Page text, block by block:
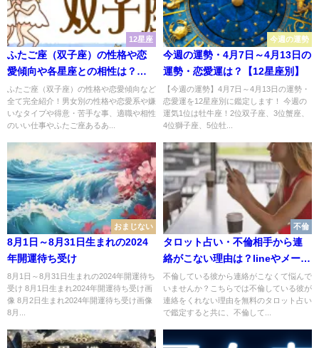
12星座
ふたご座（双子座）の性格や恋
愛傾向や各星座との相性は？嫌
いなタイプや相性ランキングま
で完全紹介！
ふたご座（双子座）の性格や恋愛傾向など
全て完全紹介！男女別の性格や恋愛系や嫌
いなタイプや得意・苦手な事、適職や相性
のいい仕事やふたご座あるあ...
今週の運勢
今週の運勢・4月7日～4月13日の
運勢・恋愛運は？【12星座別】
【今週の運勢】4月7日～4月13日の運勢・
恋愛運を12星座別に鑑定します！ 今週の
運気1位は牡牛座！2位双子座、3位蟹座、
4位獅子座、5位牡...
おまじない
8月1日～8月31日生まれの2024
年開運待ち受け
8月1日～8月31日生まれの2024年開運待ち
受け 8月1日生まれ2024年開運待ち受け画
像 8月2日生まれ2024年開運待ち受け画像
8月...
不倫
タロット占い・不倫相手から連
絡がこない理由は？lineやメール
はくる？
不倫している彼から連絡がこなくて悩んで
いませんか？こちらでは不倫している彼が
連絡をくれない理由を無料のタロット占い
で鑑定すると共に、不倫して...